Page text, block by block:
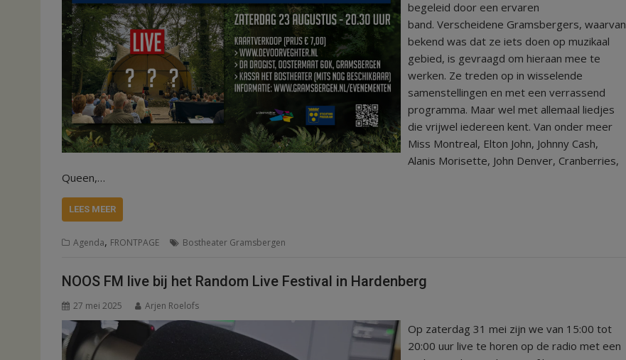
begeleid door een ervaren
band. Verscheidene Gramsbergers, waarvan
bekend was dat ze iets doen op muzikaal
gebied, is gevraagd om hieraan mee te
werken. Ze treden op in wisselende
samenstellingen en met een verrassend
programma. Maar wel met allemaal liedjes
die vrijwel iedereen kent. Van onder meer
Miss Montreal, Elton John, Johnny Cash,
Alanis Morisette, John Denver, Cranberries,
Queen,…
LEES MEER
Agenda, FRONTPAGE Bostheater Gramsbergen
NOOS FM live bij het Random Live Festival in Hardenberg
27 mei 2025 Arjen Roelofs
Op zaterdag 31 mei zijn we van 15:00 tot
20:00 uur live te horen op de radio met een